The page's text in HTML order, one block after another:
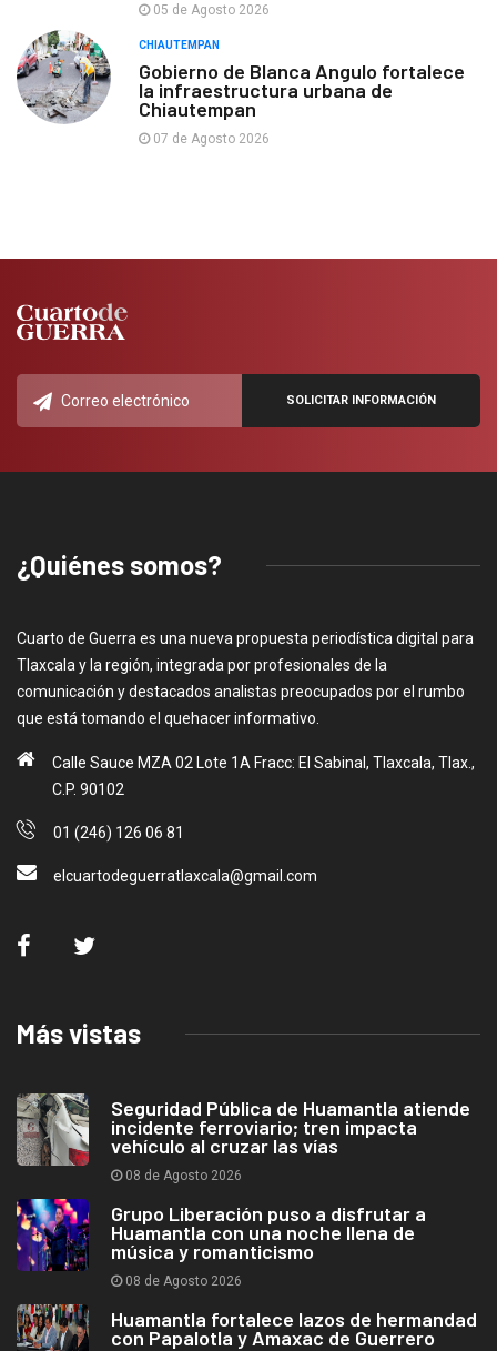
05 de Agosto 2026
CHIAUTEMPAN
Gobierno de Blanca Angulo fortalece
la infraestructura urbana de
Chiautempan
07 de Agosto 2026
¿Quiénes somos?
Cuarto de Guerra es una nueva propuesta periodística digital para
Tlaxcala y la región, integrada por profesionales de la
comunicación y destacados analistas preocupados por el rumbo
que está tomando el quehacer informativo.
Calle Sauce MZA 02 Lote 1A Fracc: El Sabinal, Tlaxcala, Tlax.,
C.P. 90102
01 (246) 126 06 81
elcuartodeguerratlaxcala@gmail.com
Más vistas
Seguridad Pública de Huamantla atiende
incidente ferroviario; tren impacta
vehículo al cruzar las vías
08 de Agosto 2026
Grupo Liberación puso a disfrutar a
Huamantla con una noche llena de
música y romanticismo
08 de Agosto 2026
Huamantla fortalece lazos de hermandad
con Papalotla y Amaxac de Guerrero